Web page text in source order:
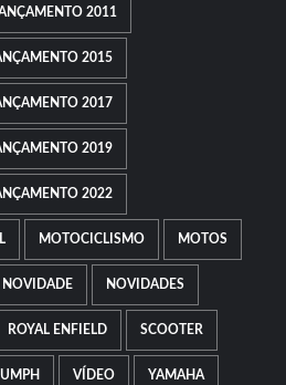
2011
2015
2017
2019
2022
MOTOCICLISMO MOTOS
NOVIDADE NOVIDADES
ROYAL ENFIELD SCOOTER
VÍDEO YAMAHA